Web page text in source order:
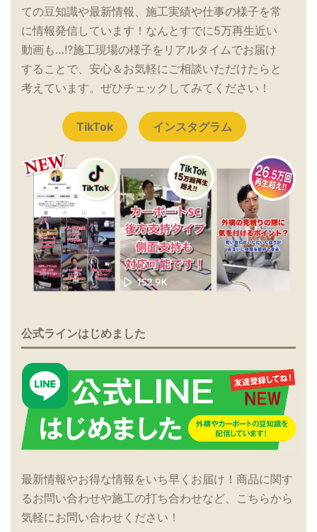
ての豆知識や最新情報、施工実績や仕事の様子を常
に情報発信しています！なんとすでに5万再生近い
動画も…!?施工現場の様子をリアルタイムでお届け
することで、安心＆お気軽にご相談いただけたらと
考えています。ぜひチェックしてみてください！
TikTok インスタグラム
公式ラインはじめました
最新情報やお得な情報をいち早くお届け！商品に関す
るお問い合わせや施工の打ち合わせなど、こちらから
気軽にお問い合わせください！